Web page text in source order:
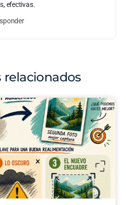
efectivas.
relacionados